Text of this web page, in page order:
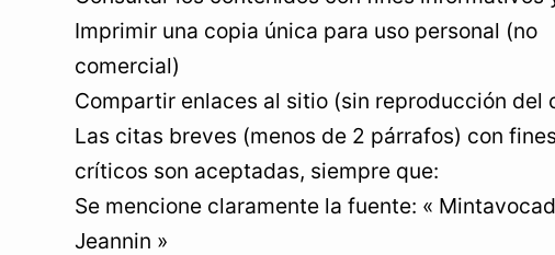
Imprimir una copia única para uso personal (no
comercial)
Compartir enlaces al sitio (sin reproducción del
Las citas breves (menos de 2 párrafos) con
críticos son aceptadas, siempre que:
Se mencione claramente la fuente: «
Jeannin »